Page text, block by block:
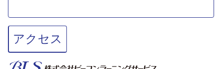
アクセス